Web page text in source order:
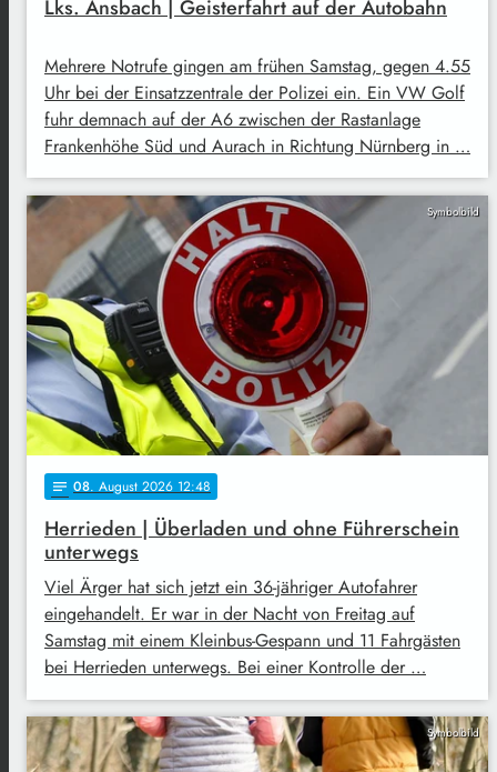
Lks. Ansbach | Geisterfahrt auf der Autobahn
Mehrere Notrufe gingen am frühen Samstag, gegen 4.55
Uhr bei der Einsatzzentrale der Polizei ein. Ein VW Golf
fuhr demnach auf der A6 zwischen der Rastanlage
Frankenhöhe Süd und Aurach in Richtung Nürnberg in …
Symbolbild
notes 08. August 2026 12:48
Herrieden | Überladen und ohne Führerschein
unterwegs
Viel Ärger hat sich jetzt ein 36-jähriger Autofahrer
eingehandelt. Er war in der Nacht von Freitag auf
Samstag mit einem Kleinbus-Gespann und 11 Fahrgästen
bei Herrieden unterwegs. Bei einer Kontrolle der …
Symbolbild